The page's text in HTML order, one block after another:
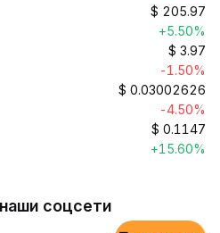
$ 205.97
+5.50%
$ 3.97
-1.50%
$ 0.03002626
-4.50%
$ 0.1147
+15.60%
соцсети